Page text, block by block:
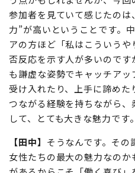
【青野】一番不安なのは「仕
う点かもしれませんが、今回
参加者を見ていて感じたの
力”が高いということです。
アの方ほど「私はこういうや
否反応を示す人が多いのです
も謙虚な姿勢でキャッチア
受け入れたり、上手に諦めた
つながる経験を持ちながら
して、とても大きな魅力です